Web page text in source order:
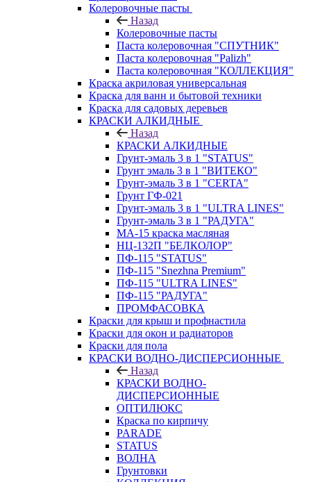
Колеровочные пасты
Назад
Колеровочные пасты
Паста колеровочная "СПУТНИК"
Паста колеровочная "Palizh"
Паста колеровочная "КОЛЛЕКЦИЯ"
Краска акриловая универсальная
Краска для ванн и бытовой техники
Краска для садовых деревьев
КРАСКИ АЛКИДНЫЕ
Назад
КРАСКИ АЛКИДНЫЕ
Грунт-эмаль 3 в 1 "STATUS"
Грунт эмаль 3 в 1 "ВИТЕКО"
Грунт-эмаль 3 в 1 "CERTA"
Грунт ГФ-021
Грунт-эмаль 3 в 1 "ULTRA LINES"
Грунт-эмаль 3 в 1 "РАДУГА"
МА-15 краска масляная
НЦ-132П "БЕЛКОЛОР"
ПФ-115 "STATUS"
ПФ-115 "Snezhna Premium"
ПФ-115 "ULTRA LINES"
ПФ-115 "РАДУГА"
ПРОМФАСОВКА
Краски для крыш и профнастила
Краски для окон и радиаторов
Краски для пола
КРАСКИ ВОДНО-ДИСПЕРСИОННЫЕ
Назад
КРАСКИ ВОДНО-
ДИСПЕРСИОННЫЕ
ОПТИЛЮКС
Краска по кирпичу
PARADE
STATUS
ВОЛНА
Грунтовки